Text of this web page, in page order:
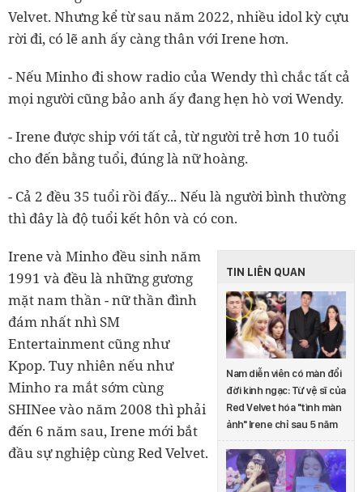
Velvet. Nhưng kể từ sau năm 2022, nhiều idol kỳ cựu
rời đi, có lẽ anh ấy càng thân với Irene hơn.
- Nếu Minho đi show radio của Wendy thì chắc tất cả
mọi người cũng bảo anh ấy đang hẹn hò vơi Wendy.
- Irene được ship với tất cả, từ người trẻ hơn 10 tuổi
cho đến bằng tuổi, đúng là nữ hoàng.
- Cả 2 đều 35 tuổi rồi đấy... Nếu là người bình thường
thì đây là độ tuổi kết hôn và có con.
TIN LIÊN QUAN
Nam diễn viên có màn đổi
đời kinh ngạc: Từ vệ sĩ của
Red Velvet hóa "tình màn
ảnh" Irene chỉ sau 5 năm
Irene và Minho đều sinh năm
1991 và đều là những gương
mặt nam thần - nữ thần đình
đám nhất nhì SM
Entertainment cũng như
Kpop. Tuy nhiên nếu như
Minho ra mắt sớm cùng
SHINee vào năm 2008 thì phải
đến 6 năm sau, Irene mới bắt
đầu sự nghiệp cùng Red Velvet.